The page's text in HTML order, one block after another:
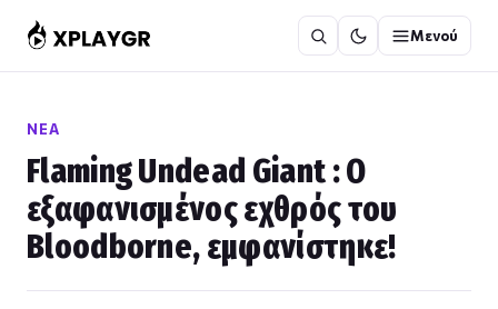
στο
περιεχόμενο
Μενού
ΝΈΑ
Flaming Undead Giant : Ο
εξαφανισμένος εχθρός του
Bloodborne, εμφανίστηκε!